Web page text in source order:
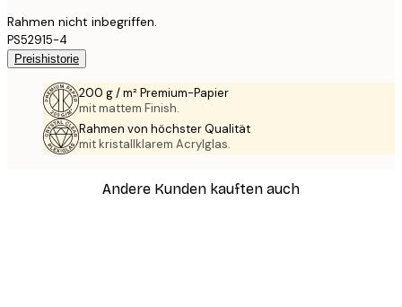
Rahmen nicht inbegriffen.
PS52915-4
Preishistorie
200 g / m² Premium-Papier
mit mattem Finish.
Rahmen von höchster Qualität
mit kristallklarem Acrylglas.
Andere Kunden kauften auch